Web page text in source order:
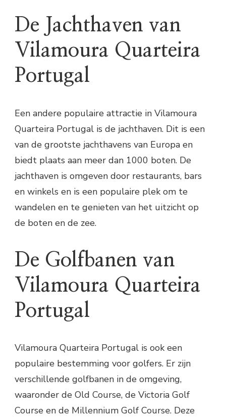
De Jachthaven van
Vilamoura Quarteira
Portugal
Een andere populaire attractie in Vilamoura
Quarteira Portugal is de jachthaven. Dit is een
van de grootste jachthavens van Europa en
biedt plaats aan meer dan 1000 boten. De
jachthaven is omgeven door restaurants, bars
en winkels en is een populaire plek om te
wandelen en te genieten van het uitzicht op
de boten en de zee.
De Golfbanen van
Vilamoura Quarteira
Portugal
Vilamoura Quarteira Portugal is ook een
populaire bestemming voor golfers. Er zijn
verschillende golfbanen in de omgeving,
waaronder de Old Course, de Victoria Golf
Course en de Millennium Golf Course. Deze